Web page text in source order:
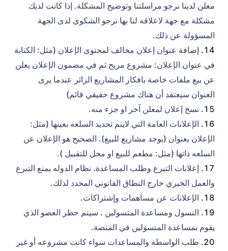
معلن لدينا نرجو مراسلتنا وتوضيح المشكلة. إذا كانت لديك
مشكلة مع جهة لاعلاقه لنا بها نرجو الشكوى لدى الجهة
المسؤولة عن ذلك.
إضافة عنوان إعلان مخالف لمحتوى الإعلان ‫(مثل: الكتابة
في عنوان الإعلان:‬ مشروع مربح ثم في مضمون الإعلان يعلن
عن بيع ملفات خاصة بافكار المشاريع الزائر عندما يرى
العنوان سيعتقد أن هناك مشروع حقيقي قائم)
نسخ إعلان لمعلن آخر او جزء منه.
الإعلان بعنوان ‫(‬يوجد مشاريع للبيع‫)‬.‬ الصحيح هو الإعلان عن
السلعه ذاتها (مثل: مطعم للبيع او محل للتقبيل ).‬
إعلانات التبرع وطلب المساعدة. نظام الدوله يمنع التبرع
والعمل الخيري خارج النطاق القانوني المحدد لذلك.
الإعلانات عن مساهمات وإشتراكات.
التسول ومساعدة المتسولين . سيتم حظر العضو الذي
يقوم بمساعدة المتسولين في المنصة.
طلب الواسطة والمساعدات سواء كانت مشروعه أو غير